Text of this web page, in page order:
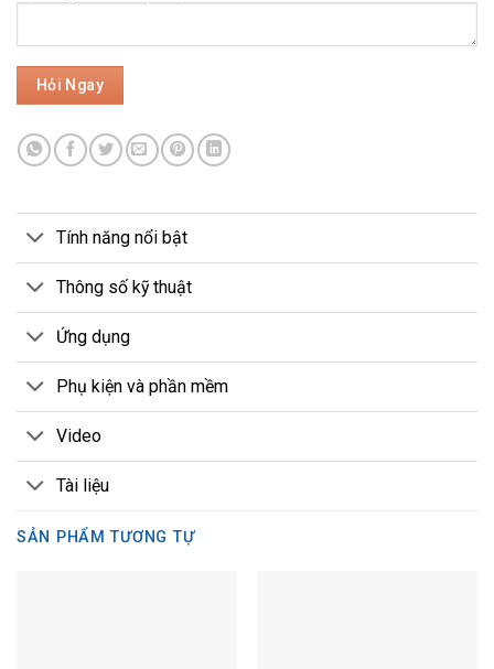
Tính năng nổi bật
Thông số kỹ thuật
Ứng dụng
Phụ kiện và phần mềm
Video
Tài liệu
SẢN PHẨM TƯƠNG TỰ